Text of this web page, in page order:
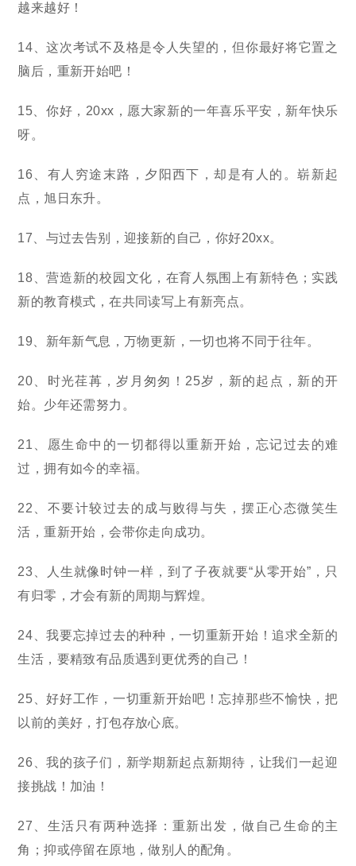
越来越好！
14、这次考试不及格是令人失望的，但你最好将它置之
脑后，重新开始吧！
15、你好，20xx，愿大家新的一年喜乐平安，新年快乐
呀。
16、有人穷途末路，夕阳西下，却是有人的。崭新起
点，旭日东升。
17、与过去告别，迎接新的自己，你好20xx。
18、营造新的校园文化，在育人氛围上有新特色；实践
新的教育模式，在共同读写上有新亮点。
19、新年新气息，万物更新，一切也将不同于往年。
20、时光荏苒，岁月匆匆！25岁，新的起点，新的开
始。少年还需努力。
21、愿生命中的一切都得以重新开始，忘记过去的难
过，拥有如今的幸福。
22、不要计较过去的成与败得与失，摆正心态微笑生
活，重新开始，会带你走向成功。
23、人生就像时钟一样，到了子夜就要“从零开始”，只
有归零，才会有新的周期与辉煌。
24、我要忘掉过去的种种，一切重新开始！追求全新的
生活，要精致有品质遇到更优秀的自己！
25、好好工作，一切重新开始吧！忘掉那些不愉快，把
以前的美好，打包存放心底。
26、我的孩子们，新学期新起点新期待，让我们一起迎
接挑战！加油！
27、生活只有两种选择：重新出发，做自己生命的主
角；抑或停留在原地，做别人的配角。